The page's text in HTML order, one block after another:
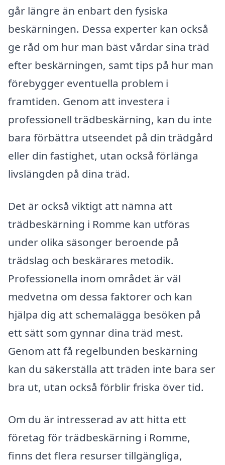
går längre än enbart den fysiska
beskärningen. Dessa experter kan också
ge råd om hur man bäst vårdar sina träd
efter beskärningen, samt tips på hur man
förebygger eventuella problem i
framtiden. Genom att investera i
professionell trädbeskärning, kan du inte
bara förbättra utseendet på din trädgård
eller din fastighet, utan också förlänga
livslängden på dina träd.
Det är också viktigt att nämna att
trädbeskärning i Romme kan utföras
under olika säsonger beroende på
trädslag och beskärares metodik.
Professionella inom området är väl
medvetna om dessa faktorer och kan
hjälpa dig att schemalägga besöken på
ett sätt som gynnar dina träd mest.
Genom att få regelbunden beskärning
kan du säkerställa att träden inte bara ser
bra ut, utan också förblir friska över tid.
Om du är intresserad av att hitta ett
företag för trädbeskärning i Romme,
finns det flera resurser tillgängliga,